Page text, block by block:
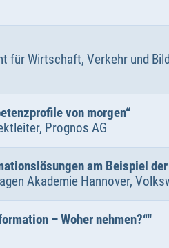
für Wirtschaft, Verkehr und
von morgen“
Prognos AG
am Beispiel
Akademie Hannover,
– Woher nehmen?“"